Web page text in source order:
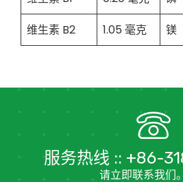
维生素 B2
1.05 毫克 镁
服务热线 :: +86-
请立即联系我们。